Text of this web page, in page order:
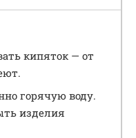
кипяток — от
горячую воду.
изделия